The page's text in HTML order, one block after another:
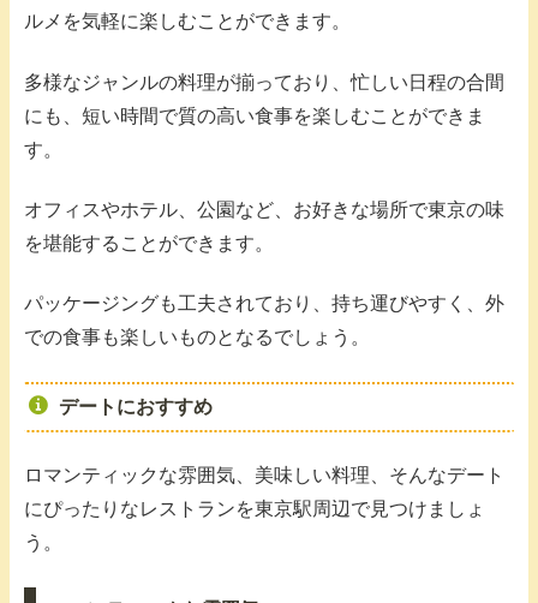
ルメを気軽に楽しむことができます。
多様なジャンルの料理が揃っており、忙しい日程の合間
にも、短い時間で質の高い食事を楽しむことができま
す。
オフィスやホテル、公園など、お好きな場所で東京の味
を堪能することができます。
パッケージングも工夫されており、持ち運びやすく、外
での食事も楽しいものとなるでしょう。
デートにおすすめ
ロマンティックな雰囲気、美味しい料理、そんなデート
にぴったりなレストランを東京駅周辺で見つけましょ
う。